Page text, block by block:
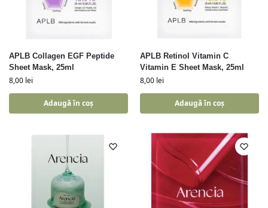
APLB Collagen EGF Peptide
Sheet Mask, 25ml
8,00 lei
Adaugă în coș
APLB Retinol Vitamin C
Vitamin E Sheet Mask, 25ml
8,00 lei
Adaugă în coș